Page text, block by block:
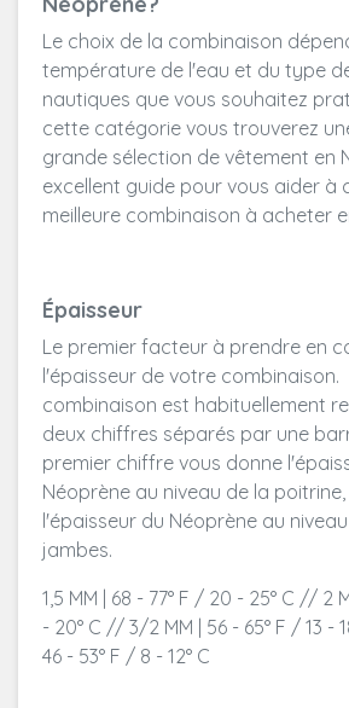
Le choix de la combinaison
température de l'eau et du type
nautiques que vous souhaitez
cette catégorie vous trouverez
grande sélection de vêtement en
excellent guide pour vous aider à
meilleure combinaison à acheter
Épaisseur
Le premier facteur à prendre en
l'épaisseur de votre combinaison.
combinaison est habituellement
deux chiffres séparés par une
premier chiffre vous donne
Néoprène au niveau de la
l'épaisseur du Néoprène au
jambes.
1,5 MM | 68 - 77° F / 20 - 25° C // 2
- 20° C // 3/2 MM | 56 - 65° F / 13 -
46 - 53° F / 8 - 12° C